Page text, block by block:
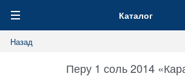
Каталог
Назад
Перу 1 соль 2014